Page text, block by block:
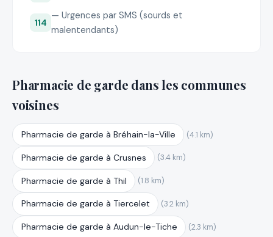
114
— Urgences par SMS (sourds et
malentendants)
Pharmacie de garde dans les communes
voisines
Pharmacie de garde à Bréhain-la-Ville (4.1 km)
Pharmacie de garde à Crusnes (3.4 km)
Pharmacie de garde à Thil (1.8 km)
Pharmacie de garde à Tiercelet (3.2 km)
Pharmacie de garde à Audun-le-Tiche (2.3 km)